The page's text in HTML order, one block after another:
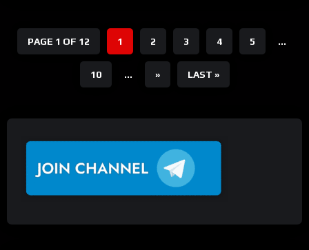
PAGE 1 OF 12 1 2 3 4 5 ...
10 ... » LAST »